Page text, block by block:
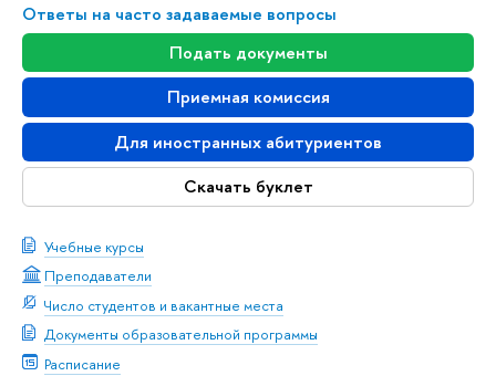
Ответы на часто задаваемые вопросы
Подать документы
Приемная комиссия
Для иностранных абитуриентов
Скачать буклет
Учебные курсы
Преподаватели
Число студентов и вакантные места
Документы образовательной программы
Расписание